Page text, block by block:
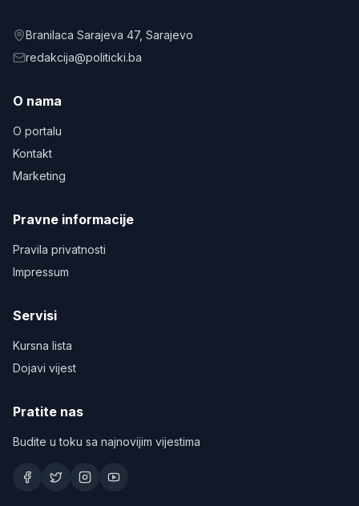
Branilaca Sarajeva 47, Sarajevo
redakcija@politicki.ba
O nama
O portalu
Kontakt
Marketing
Pravne informacije
Pravila privatnosti
Impressum
Servisi
Kursna lista
Dojavi vijest
Pratite nas
Budite u toku sa najnovijim vijestima